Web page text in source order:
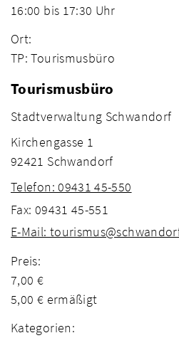
16:00 bis 17:30 Uhr
Ort:
TP: Tourismusbüro
Tourismusbüro
Stadtverwaltung Schwandorf
Kirchengasse 1
92421 Schwandorf
Telefon: 09431 45-550
Fax: 09431 45-551
E-Mail:
Preis:
7,00 €
5,00 € ermäßigt
Kategorien: